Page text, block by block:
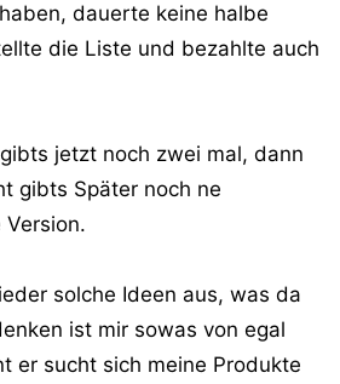
dauerte keine halbe
die Liste und bezahlte auch
jetzt noch zwei mal, dann
gibts Später noch ne
solche Ideen aus, was da
ist mir sowas von egal
er sucht sich meine Produkte